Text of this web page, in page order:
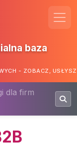
baza
- ZOBACZ,
dla firm